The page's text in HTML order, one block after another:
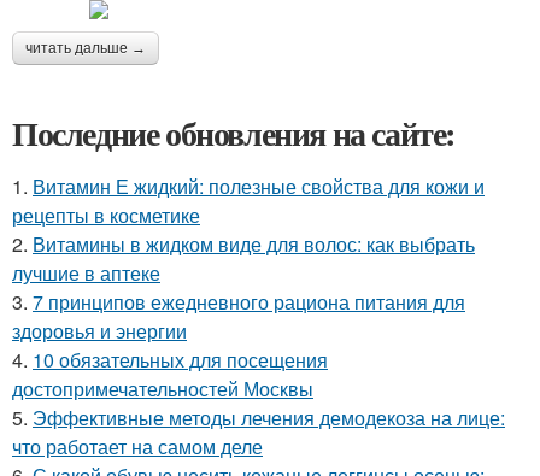
читать дальше →
Последние обновления на сайте:
1. Витамин Е жидкий: полезные свойства для кожи и
рецепты в косметике
2. Витамины в жидком виде для волос: как выбрать
лучшие в аптеке
3. 7 принципов ежедневного рациона питания для
здоровья и энергии
4. 10 обязательных для посещения
достопримечательностей Москвы
5. Эффективные методы лечения демодекоза на лице:
что работает на самом деле